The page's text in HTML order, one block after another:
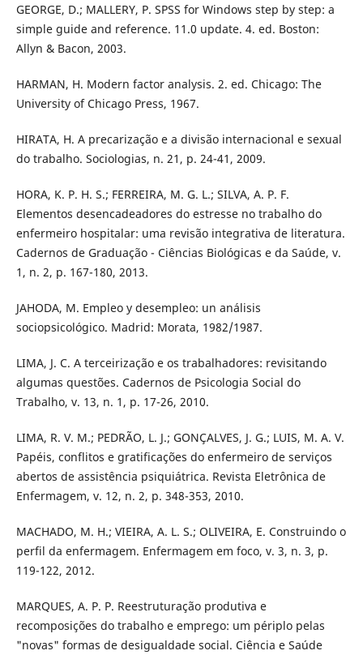
GEORGE, D.; MALLERY, P. SPSS for Windows step by step: a
simple guide and reference. 11.0 update. 4. ed. Boston:
Allyn & Bacon, 2003.
HARMAN, H. Modern factor analysis. 2. ed. Chicago: The
University of Chicago Press, 1967.
HIRATA, H. A precarização e a divisão internacional e sexual
do trabalho. Sociologias, n. 21, p. 24-41, 2009.
HORA, K. P. H. S.; FERREIRA, M. G. L.; SILVA, A. P. F.
Elementos desencadeadores do estresse no trabalho do
enfermeiro hospitalar: uma revisão integrativa de literatura.
Cadernos de Graduação - Ciências Biológicas e da Saúde, v.
1, n. 2, p. 167-180, 2013.
JAHODA, M. Empleo y desempleo: un análisis
sociopsicológico. Madrid: Morata, 1982/1987.
LIMA, J. C. A terceirização e os trabalhadores: revisitando
algumas questões. Cadernos de Psicologia Social do
Trabalho, v. 13, n. 1, p. 17-26, 2010.
LIMA, R. V. M.; PEDRÃO, L. J.; GONÇALVES, J. G.; LUIS, M. A. V.
Papéis, conflitos e gratificações do enfermeiro de serviços
abertos de assistência psiquiátrica. Revista Eletrônica de
Enfermagem, v. 12, n. 2, p. 348-353, 2010.
MACHADO, M. H.; VIEIRA, A. L. S.; OLIVEIRA, E. Construindo o
perfil da enfermagem. Enfermagem em foco, v. 3, n. 3, p.
119-122, 2012.
MARQUES, A. P. P. Reestruturação produtiva e
recomposições do trabalho e emprego: um périplo pelas
"novas" formas de desigualdade social. Ciência e Saúde